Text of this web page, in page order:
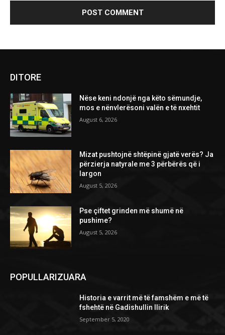
DITORE
Nëse keni ndonjë nga këto sëmundje,
mos e nënvlerësoni valën e të nxehtit
August 6, 2026
Mizat pushtojnë shtëpinë gjatë verës? Ja
përzierja natyrale me 3 përbërës që i
largon
August 5, 2026
Pse çiftet grinden më shumë në
pushime?
August 5, 2026
POPULLARIZUARA
Historia e varrit më të famshëm e më të
fshehtë në Gadishullin Ilirik
September 5, 2020